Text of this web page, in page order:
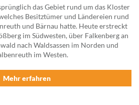
das Gebiet rund um das Kloster
Besitztümer und Ländereien rund
und Bärnau hatte. Heute erstreckt
im Südwesten, über Falkenberg an
nach Waldsassen im Norden und
im Westen.
Mehr erfahren